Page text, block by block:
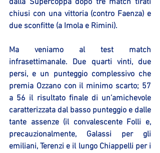
dalla Supercoppa dopo tre match tirati
chiusi con una vittoria (contro Faenza) e
due sconfitte (a Imola e Rimini).
Ma veniamo al test match
infrasettimanale. Due quarti vinti, due
persi, e un punteggio complessivo che
premia Ozzano con il minimo scarto; 57
a 56 il risultato finale di un’amichevole
caratterizzata dal basso punteggio e dalle
tante assenze (il convalescente Folli e,
precauzionalmente, Galassi per gli
emiliani, Terenzi e il lungo Chiappelli per i